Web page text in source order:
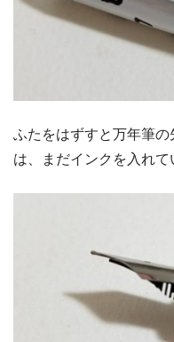
ふたをはずすと万年筆
は、まだインクを入れて